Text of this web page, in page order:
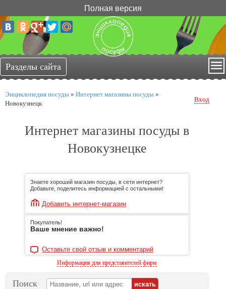
Полная версия
Энциклопедия посуды » Интернет магазины посуды »
Новокузнецк
Вход
Интернет магазины посуды в
Новокузнецке
Знаете хороший магазин посуды, в сети интернет?
Добавьте, поделитесь информацией с остальными!
Добавить интернет-магазин
Покупатель!
Ваше мнение важно!
Оставьте свой отзыв и комментарий
Информация для представителей фирм
Поиск